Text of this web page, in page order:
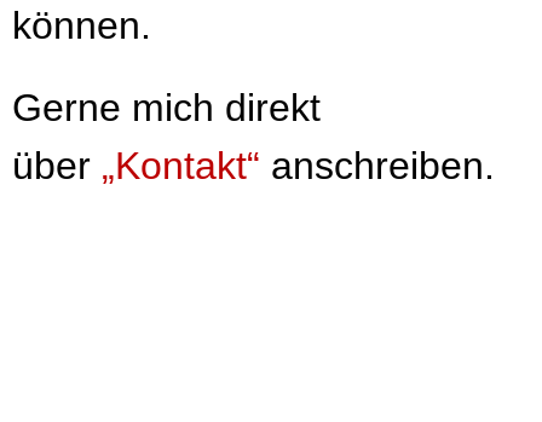
können.
Gerne mich direkt
über „Kontakt“ anschreiben.